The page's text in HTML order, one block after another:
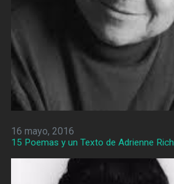
16 mayo, 2016
15 Poemas y un Texto de Adrienne Rich